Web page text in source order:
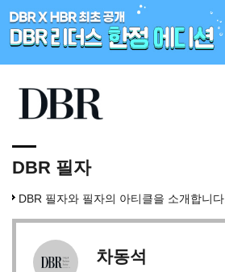
DBR 필자
DBR 필자와 필자의 아티클을 소개합니다.
차동석